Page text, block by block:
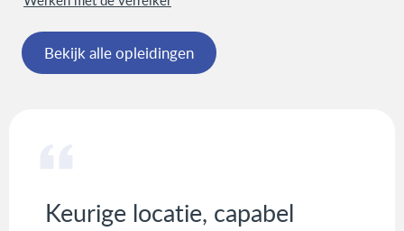
Bekijk alle opleidingen
Keurige locatie, capabel